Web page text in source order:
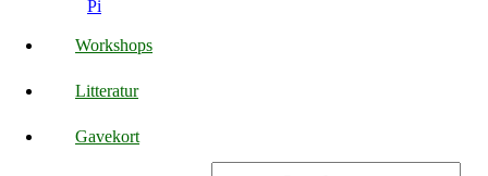
Pi
Workshops
Litteratur
Gavekort